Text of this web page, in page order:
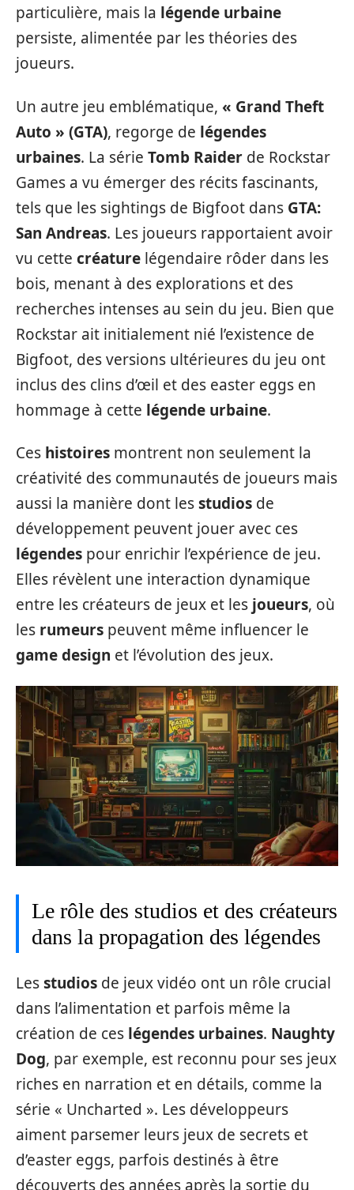
particulière, mais la légende urbaine
persiste, alimentée par les théories des
joueurs.
Un autre jeu emblématique, « Grand Theft
Auto » (GTA), regorge de légendes
urbaines. La série Tomb Raider de Rockstar
Games a vu émerger des récits fascinants,
tels que les sightings de Bigfoot dans GTA:
San Andreas. Les joueurs rapportaient avoir
vu cette créature légendaire rôder dans les
bois, menant à des explorations et des
recherches intenses au sein du jeu. Bien que
Rockstar ait initialement nié l’existence de
Bigfoot, des versions ultérieures du jeu ont
inclus des clins d’œil et des easter eggs en
hommage à cette légende urbaine.
Ces histoires montrent non seulement la
créativité des communautés de joueurs mais
aussi la manière dont lesstudios de
développement peuvent jouer avec ces
légendes pour enrichir l’expérience de jeu.
Elles révèlent une interaction dynamique
entre les créateurs de jeux et les joueurs, où
les rumeurs peuvent même influencer le
game design et l’évolution des jeux.
Le rôle des studios et des créateurs
dans la propagation des légendes
Lesstudios de jeux vidéo ont un rôle crucial
dans l’alimentation et parfois même la
création de ces légendes urbaines. Naughty
Dog, par exemple, est reconnu pour ses jeux
riches en narration et en détails, comme la
série « Uncharted ». Les développeurs
aiment parsemer leurs jeux de secrets et
d’easter eggs, parfois destinés à être
découverts des années après la sortie du